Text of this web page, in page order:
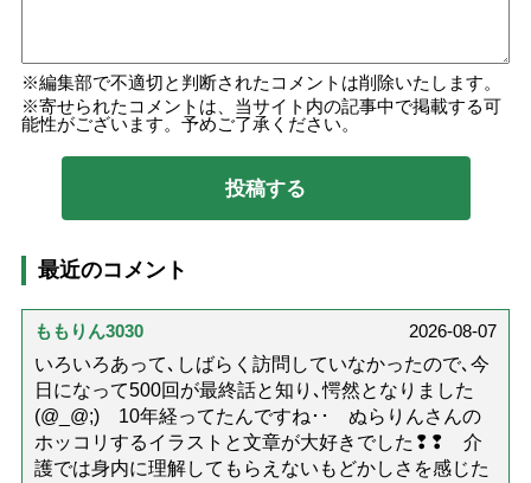
編集部で不適切と判断されたコメントは削除いたします。
寄せられたコメントは、当サイト内の記事中で掲載する可
能性がございます。予めご了承ください。
最近のコメント
ももりん3030
2026-08-07
いろいろあって､しばらく訪問していなかったので､今
日になって500回が最終話と知り､愕然となりました
(@_@;) 10年経ってたんですね･･ ぬらりんさんの
ホッコリするイラストと文章が大好きでした❢❢ 介
護では身内に理解してもらえないもどかしさを感じた